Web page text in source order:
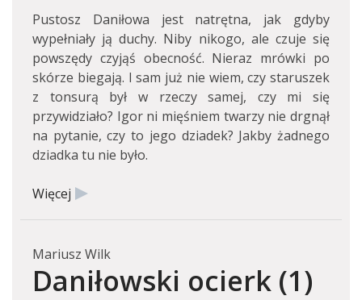
Pustosz Daniłowa jest natrętna, jak gdyby
wypełniały ją duchy. Niby nikogo, ale czuje się
powszędy czyjąś obecność. Nieraz mrówki po
skórze biegają. I sam już nie wiem, czy staruszek
z tonsurą był w rzeczy samej, czy mi się
przywidziało? Igor ni mięśniem twarzy nie drgnął
na pytanie, czy to jego dziadek? Jakby żadnego
dziadka tu nie było.
Więcej
Mariusz Wilk
Daniłowski ocierk (1)